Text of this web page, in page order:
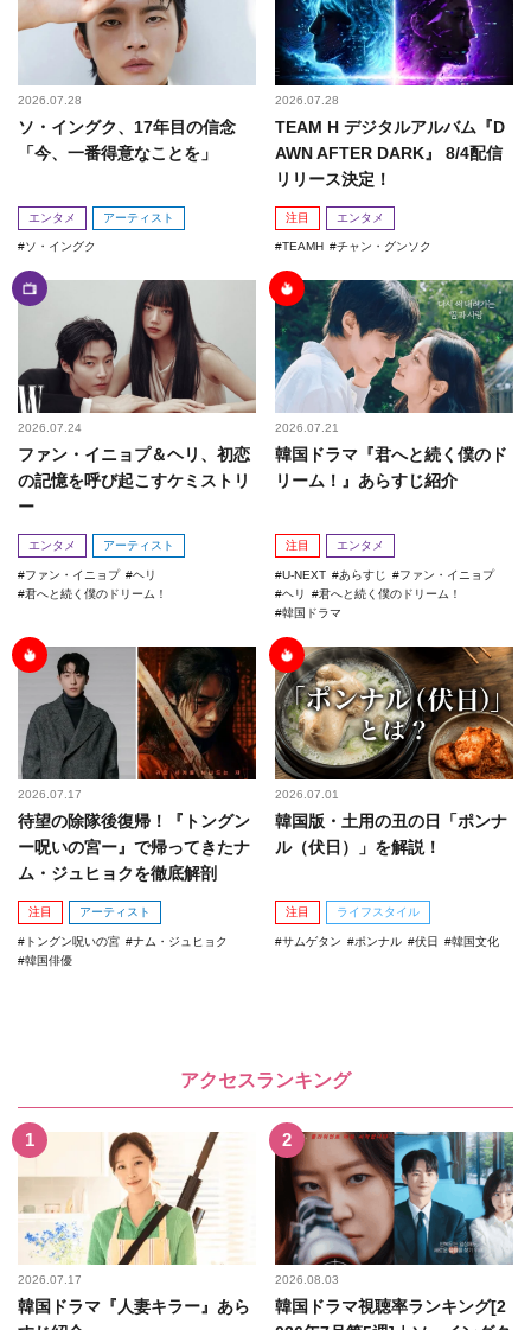
2026.07.28
ソ・イングク、17年目の信念
「今、一番得意なことを」
エンタメ アーティスト
ソ・イングク
2026.07.28
TEAM H デジタルアルバム『D
AWN AFTER DARK』 8/4配信
リリース決定！
注目 エンタメ
TEAMH チャン・グンソク
2026.07.24
ファン・イニョプ＆ヘリ、初恋
の記憶を呼び起こすケミストリ
ー
エンタメ アーティスト
ファン・イニョプ
ヘリ
君へと続く僕のドリーム！
2026.07.21
韓国ドラマ『君へと続く僕のド
リーム！』あらすじ紹介
注目 エンタメ
U-NEXT あらすじ
ファン・イニョプ
ヘリ
君へと続く僕のドリーム！
韓国ドラマ
2026.07.17
待望の除隊後復帰！『トングン
ー呪いの宮ー』で帰ってきたナ
ム・ジュヒョクを徹底解剖
注目 アーティスト
トングン呪いの宮
ナム・ジュヒョク
韓国俳優
2026.07.01
韓国版・土用の丑の日「ポンナ
ル（伏日）」を解説！
注目 ライフスタイル
サムゲタン ポンナル 伏日 韓国文化
アクセスランキング
2026.07.17
韓国ドラマ『人妻キラー』あら
2026.08.03
韓国ドラマ視聴率ランキング[2